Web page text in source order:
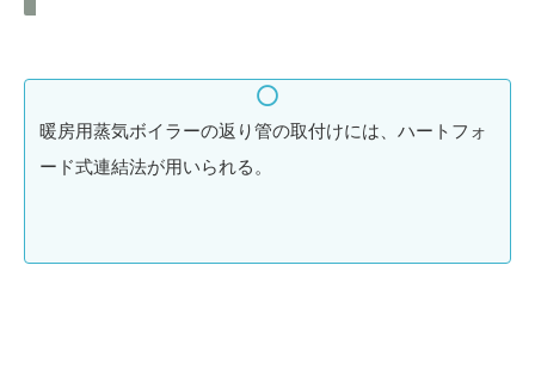
暖房用蒸気ボイラーの返り管の取付けには、ハートフォ
ード式連結法が用いられる。